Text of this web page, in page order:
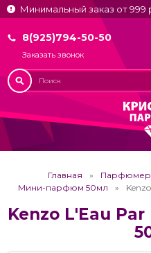
Минимальный заказ от 999
8(925)794-50-50
Заказать звонок
Главная
Мини-парфюм 50мл
Kenzo L'Eau